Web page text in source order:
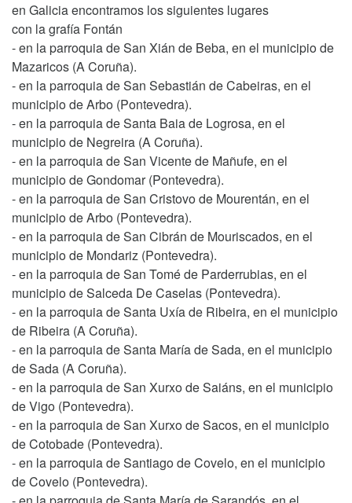
en Galicia encontramos los siguientes lugares
con la grafía Fontán
- en la parroquia de San Xián de Beba, en el municipio de
Mazaricos (A Coruña).
- en la parroquia de San Sebastián de Cabeiras, en el
municipio de Arbo (Pontevedra).
- en la parroquia de Santa Baia de Logrosa, en el
municipio de Negreira (A Coruña).
- en la parroquia de San Vicente de Mañufe, en el
municipio de Gondomar (Pontevedra).
- en la parroquia de San Cristovo de Mourentán, en el
municipio de Arbo (Pontevedra).
- en la parroquia de San Cibrán de Mouriscados, en el
municipio de Mondariz (Pontevedra).
- en la parroquia de San Tomé de Parderrubias, en el
municipio de Salceda De Caselas (Pontevedra).
- en la parroquia de Santa Uxía de Ribeira, en el municipio
de Ribeira (A Coruña).
- en la parroquia de Santa María de Sada, en el municipio
de Sada (A Coruña).
- en la parroquia de San Xurxo de Saiáns, en el municipio
de Vigo (Pontevedra).
- en la parroquia de San Xurxo de Sacos, en el municipio
de Cotobade (Pontevedra).
- en la parroquia de Santiago de Covelo, en el municipio
de Covelo (Pontevedra).